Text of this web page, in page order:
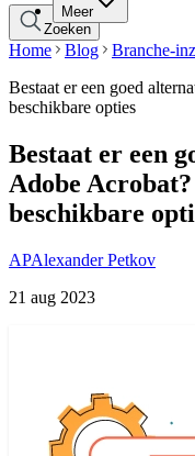
Meer
Zoeken
Home Blog
Branche-
Bestaat er een goed
beschikbare opties
Bestaat er een
Adobe
beschikbare
APAlexander Petkov
21 aug 2023